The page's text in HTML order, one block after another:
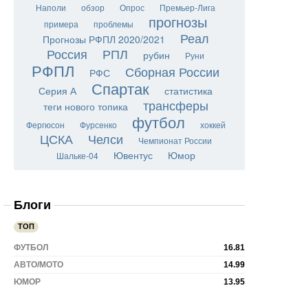
Наполи обзор Опрос
Премьер-Лига
примера
проблемы прогнозы
Прогнозы РФПЛ 2020/2021
Реал
Россия
РПЛ рубин Руни
РФПЛ РФС Сборная России
Серия А Спартак
статистика
теги нового топика
трансферы
Фергюсон Фурсенко футбол хоккей
ЦСКА Челси
Чемпионат России
Шальке-04
Ювентус Юмор
Блоги
ТОП
16.81
ФУТБОЛ
14.99
АВТО/МОТО
13.95
ЮМОР